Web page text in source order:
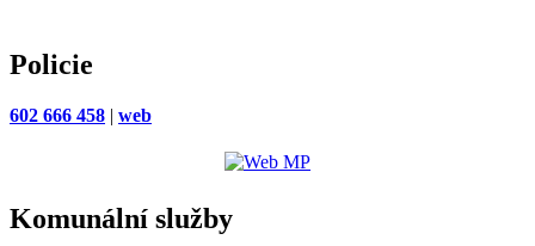
Policie
602 666 458 | web
Komunální služby